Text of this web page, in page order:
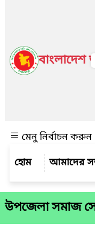
বাংলাদেশ
মেনু নির্বাচন করুন
আমাদের
উপজেলা সমাজ